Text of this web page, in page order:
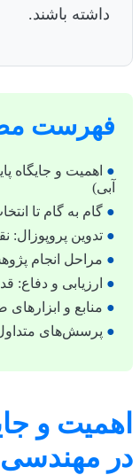
داشته باشند.
اهمیت و جایگاه
گام به گام تا
تدوین پروپوزال:
مراحل انجام پژوهش و
ارزیابی و دفاع: قدم
منابع و ابزارهای
پرسش‌های متداول (FAQ)
و
مهندسی